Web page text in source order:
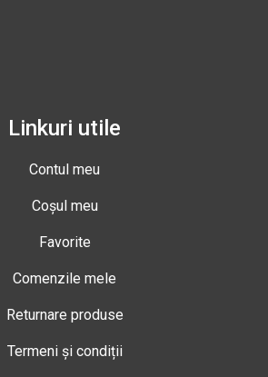
Linkuri utile
Contul meu
Coșul meu
Favorite
Comenzile mele
Returnare produse
Termeni și condiții